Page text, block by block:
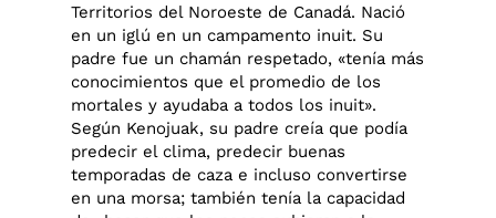
Territorios del Noroeste de Canadá. Nació
en un iglú en un campamento inuit. Su
padre fue un chamán respetado, «tenía más
conocimientos que el promedio de los
mortales y ayudaba a todos los inuit».
Según Kenojuak, su padre creía que podía
predecir el clima, predecir buenas
temporadas de caza e incluso convertirse
en una morsa; también tenía la capacidad